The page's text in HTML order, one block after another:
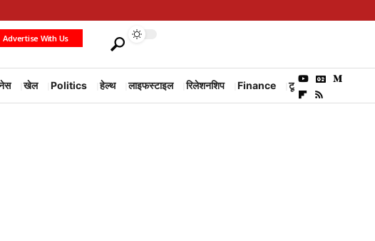
Advertise With Us
खेल Politics हेल्थ लाइफस्टाइल रिलेशनशिप Finance टूरिज्म